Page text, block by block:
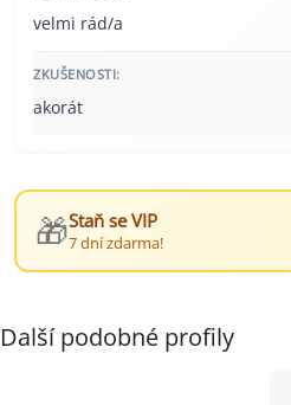
velmi rád/a
ZKUŠENOSTI:
akorát
🎁Staň se VIP
7 dní zdarma!
Další podobné profily